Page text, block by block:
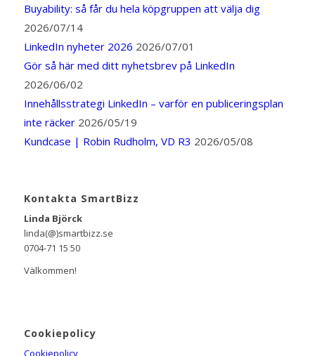
Buyability: så får du hela köpgruppen att välja dig
2026/07/14
LinkedIn nyheter 2026 2026/07/01
Gör så här med ditt nyhetsbrev på LinkedIn
2026/06/02
Innehållsstrategi LinkedIn – varför en publiceringsplan
inte räcker 2026/05/19
Kundcase | Robin Rudholm, VD R3 2026/05/08
Kontakta SmartBizz
Linda Björck
linda(@)smartbizz.se
0704-71 15 50
Välkommen!
Cookiepolicy
Cookiepolicy